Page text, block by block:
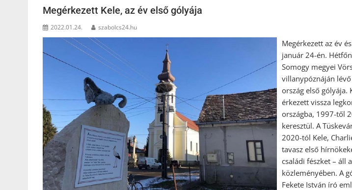
Megérkezett Kele, az év első gólyája
2022.01.24. szabolcs24.hu
Megérkezett az év
január 24-én.
Somogy megyei
villanypóznáján
ország első gólyája.
érkezett vissza
országba, 1997-től
keresztül. A
2020-tól Kele,
tavasz első
családi fészket – áll
közleményében. A
Fekete István író